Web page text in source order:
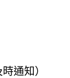
通知）